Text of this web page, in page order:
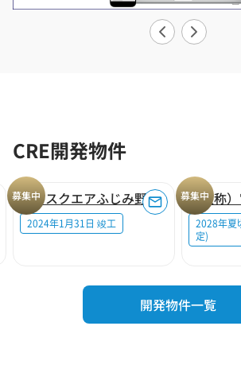
CRE開発物件
募集中
ロジスクエアふじみ野A
2024年1月31日 竣工
募集中
2028年夏
定)
開発物件一覧